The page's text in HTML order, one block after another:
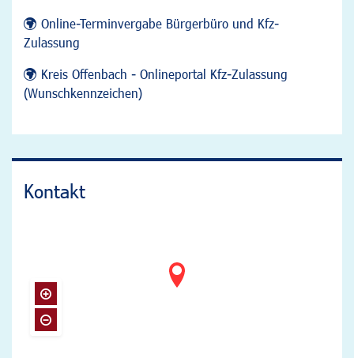
Online-Terminvergabe Bürgerbüro und Kfz-
Zulassung
Kreis Offenbach - Onlineportal Kfz-Zulassung
(Wunschkennzeichen)
Kontakt